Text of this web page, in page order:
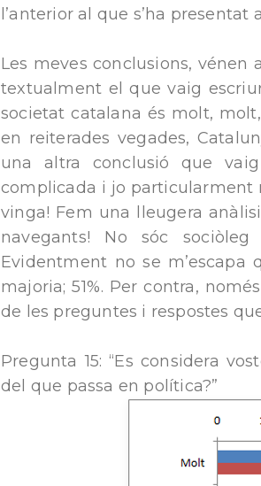
l’anterior al que s’ha presentat
Les meves conclusions, vénen
textualment el que vaig
societat catalana és molt,
en reiterades vegades,
una altra conclusió que
complicada i jo particularment
vinga! Fem una lleugera
navegants! No sóc
Evidentment no se
majoria; 51%. Per contra,
de les preguntes i respostes
Pregunta 15: “Es considera
del que passa en política?”